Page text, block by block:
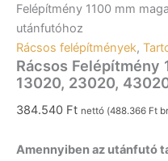
Felépítmény 1100 mm
utánfutóhoz
Rácsos felépítmények,
Rácsos Felépítmény
13020, 23020,
384.540 Ft nettó (488.366 Ft
Amennyiben az utánfutó